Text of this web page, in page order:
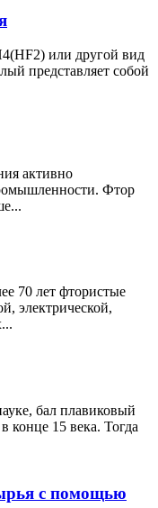
или другой вид
представляет собой
активно
Фтор
70 лет фтористые
электрической,
бал плавиковый
конце 15 века. Тогда
с помощью